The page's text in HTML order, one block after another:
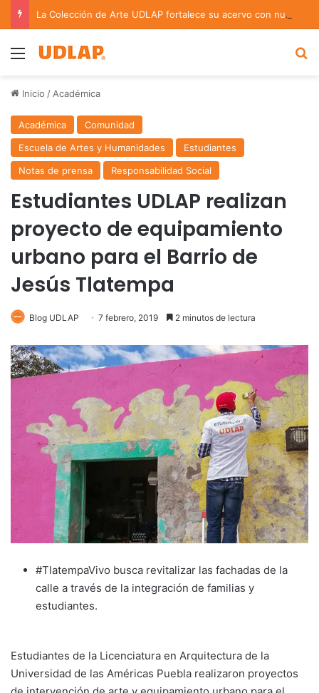
La Colección de Arte UDLAP fortalece su acervo con nuevas obras de artistas emergentes y consolidados
Menu
Inicio / Académica
Académica
Comunidad
Escuela de Artes y Humanidades
Estudiantes
Notas de prensa
Responsabilidad Social
Estudiantes UDLAP realizan
proyecto de equipamiento
urbano para el Barrio de
Jesús Tlatempa
Blog UDLAP 7 febrero, 2019 2 minutos de lectura
#TlatempaVivo busca revitalizar las fachadas de la
calle a través de la integración de familias y
estudiantes.
Estudiantes de la Licenciatura en Arquitectura de la
Universidad de las Américas Puebla realizaron proyectos